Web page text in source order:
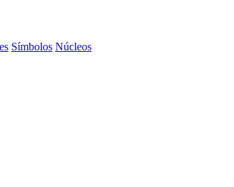
Símbolos Núcleos